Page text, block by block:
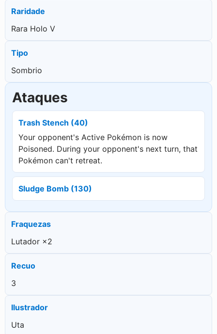
Raridade
Rara Holo V
Tipo
Sombrio
Ataques
Trash Stench (40)
Your opponent's Active Pokémon is now
Poisoned. During your opponent's next turn, that
Pokémon can't retreat.
Sludge Bomb (130)
Fraquezas
Lutador ×2
Recuo
3
Ilustrador
Uta